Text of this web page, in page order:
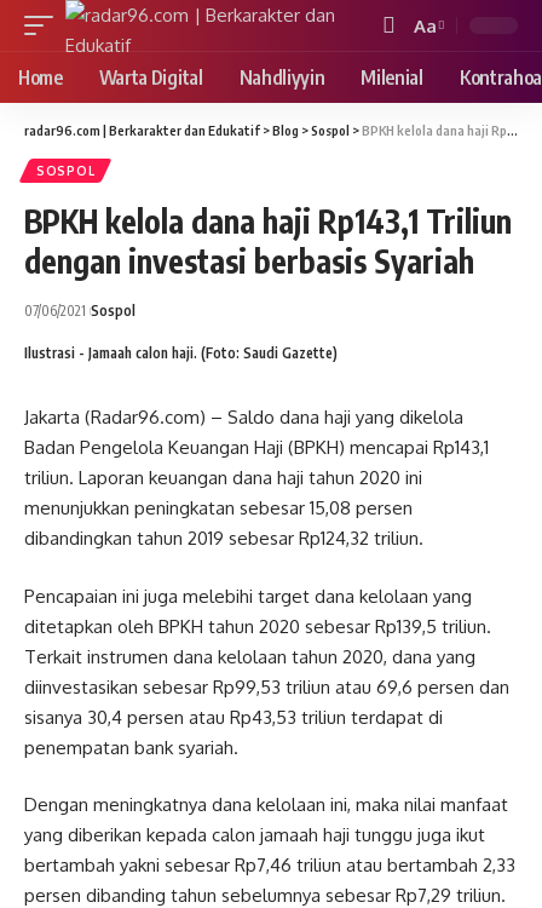
Font
Resizer
Aa
Home Warta Digital Nahdliyyin Milenial
radar96.com | Berkarakter dan Edukatif >Blog >Sospol >BPKH kelola dana haji Rp143,1 Triliun dengan investasi berbasis Syariah
SOSPOL
BPKH kelola dana haji Rp143,1 Triliun
dengan investasi berbasis Syariah
07/06/2021 Sospol
Ilustrasi - Jamaah calon haji. (Foto: Saudi Gazette)
Jakarta (Radar96.com) – Saldo dana haji yang dikelola
Badan Pengelola Keuangan Haji (BPKH) mencapai Rp143,1
triliun. Laporan keuangan dana haji tahun 2020 ini
menunjukkan peningkatan sebesar 15,08 persen
dibandingkan tahun 2019 sebesar Rp124,32 triliun.
Pencapaian ini juga melebihi target dana kelolaan yang
ditetapkan oleh BPKH tahun 2020 sebesar Rp139,5 triliun.
Terkait instrumen dana kelolaan tahun 2020, dana yang
diinvestasikan sebesar Rp99,53 triliun atau 69,6 persen dan
sisanya 30,4 persen atau Rp43,53 triliun terdapat di
penempatan bank syariah.
Dengan meningkatnya dana kelolaan ini, maka nilai manfaat
yang diberikan kepada calon jamaah haji tunggu juga ikut
bertambah yakni sebesar Rp7,46 triliun atau bertambah 2,33
persen dibanding tahun sebelumnya sebesar Rp7,29 triliun.